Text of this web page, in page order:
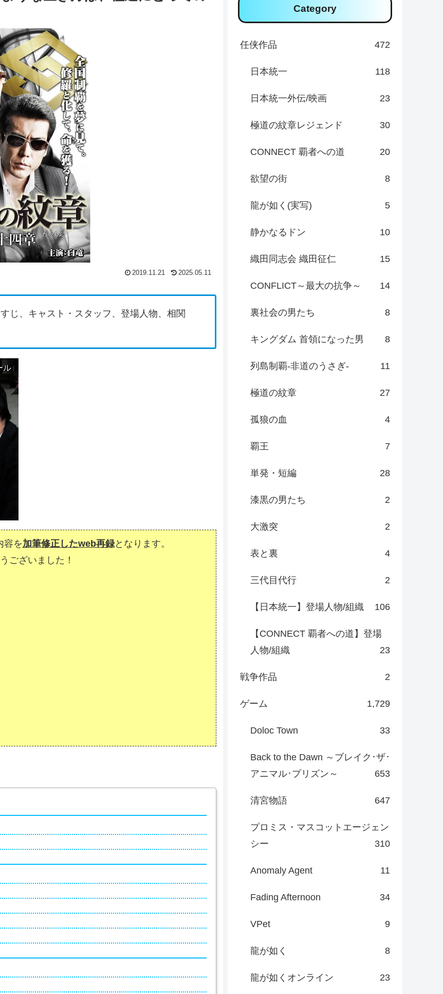
2019.11.21 2025.05.11
じ、キャスト・スタッフ、登場人物、相関
ル
容を加筆修正したweb再録となります。
ございました！
Category
任侠作品 472
日本統一 118
日本統一外伝/映画 23
極道の紋章レジェンド 30
CONNECT 覇者への道 20
欲望の街 8
龍が如く(実写) 5
静かなるドン 10
織田同志会 織田征仁 15
CONFLICT～最大の抗争～ 14
裏社会の男たち 8
キングダム 首領になった男 8
列島制覇-非道のうさぎ- 11
極道の紋章 27
孤狼の血 4
覇王 7
単発・短編 28
漆黒の男たち 2
大激突 2
表と裏 4
三代目代行 2
【日本統一】登場人物/組織 106
【CONNECT 覇者への道】登場
人物/組織
23
戦争作品 2
ゲーム 1,729
Doloc Town 33
Back to the Dawn ～ブレイク･ザ･
アニマル･プリズン～
653
清宮物語 647
プロミス・マスコットエージェン
シー
310
Anomaly Agent 11
Fading Afternoon 34
VPet 9
龍が如く 8
龍が如くオンライン 23